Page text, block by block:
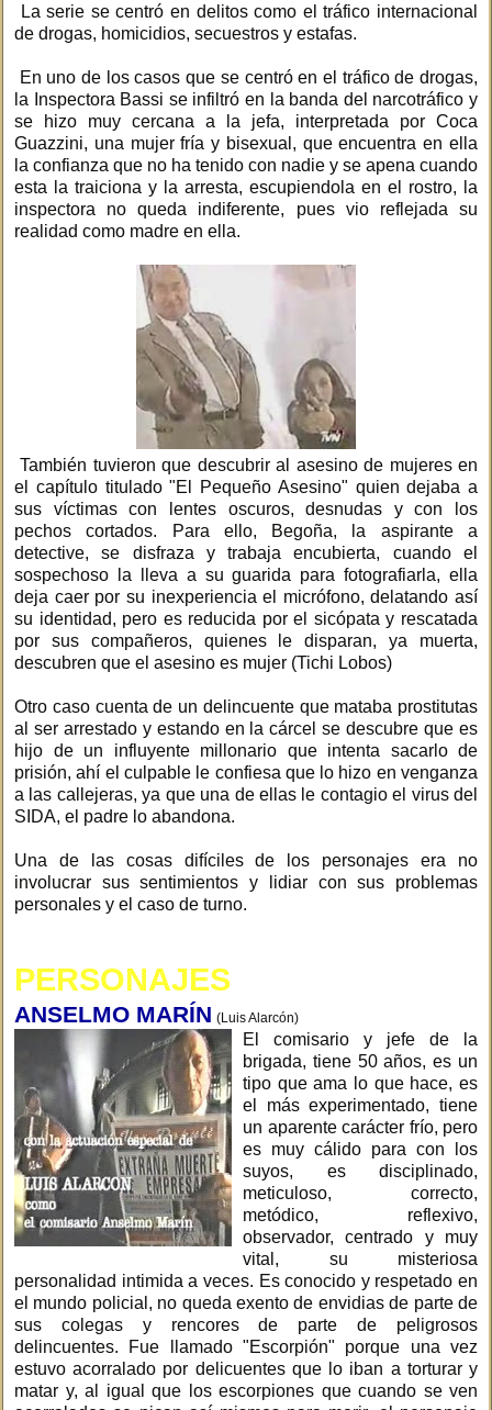
La serie se centró en delitos como el tráfico internacional
de drogas, homicidios, secuestros y estafas.
En uno de los casos que se centró en el tráfico de drogas,
la Inspectora Bassi se infiltró en la banda del narcotráfico y
se hizo muy cercana a la jefa, interpretada por Coca
Guazzini, una mujer fría y bisexual, que encuentra en ella
la confianza que no ha tenido con nadie y se apena cuando
esta la traiciona y la arresta, escupiendola en el rostro, la
inspectora no queda indiferente, pues vio reflejada su
realidad como madre en ella.
También tuvieron que descubrir al asesino de mujeres en
el capítulo titulado "El Pequeño Asesino" quien dejaba a
sus víctimas con lentes oscuros, desnudas y con los
pechos cortados. Para ello, Begoña, la aspirante a
detective, se disfraza y trabaja encubierta, cuando el
sospechoso la lleva a su guarida para fotografiarla, ella
deja caer por su inexperiencia el micrófono, delatando así
su identidad, pero es reducida por el sicópata y rescatada
por sus compañeros, quienes le disparan, ya muerta,
descubren que el asesino es mujer (Tichi Lobos)
Otro caso cuenta de un delincuente que mataba prostitutas
al ser arrestado y estando en la cárcel se descubre que es
hijo de un influyente millonario que intenta sacarlo de
prisión, ahí el culpable le confiesa que lo hizo en venganza
a las callejeras, ya que una de ellas le contagio el virus del
SIDA, el padre lo abandona.
Una de las cosas difíciles de los personajes era no
involucrar sus sentimientos y lidiar con sus problemas
personales y el caso de turno.
PERSONAJES
ANSELMO MARÍN (Luis Alarcón)
El comisario y jefe de la
brigada, tiene 50 años, es un
tipo que ama lo que hace, es
el más experimentado, tiene
un aparente carácter frío, pero
es muy cálido para con los
suyos, es disciplinado,
meticuloso, correcto,
metódico, reflexivo,
observador, centrado y muy
vital, su misteriosa
personalidad intimida a veces. Es conocido y respetado en
el mundo policial, no queda exento de envidias de parte de
sus colegas y rencores de parte de peligrosos
delincuentes. Fue llamado "Escorpión" porque una vez
estuvo acorralado por delicuentes que lo iban a torturar y
matar y, al igual que los escorpiones que cuando se ven